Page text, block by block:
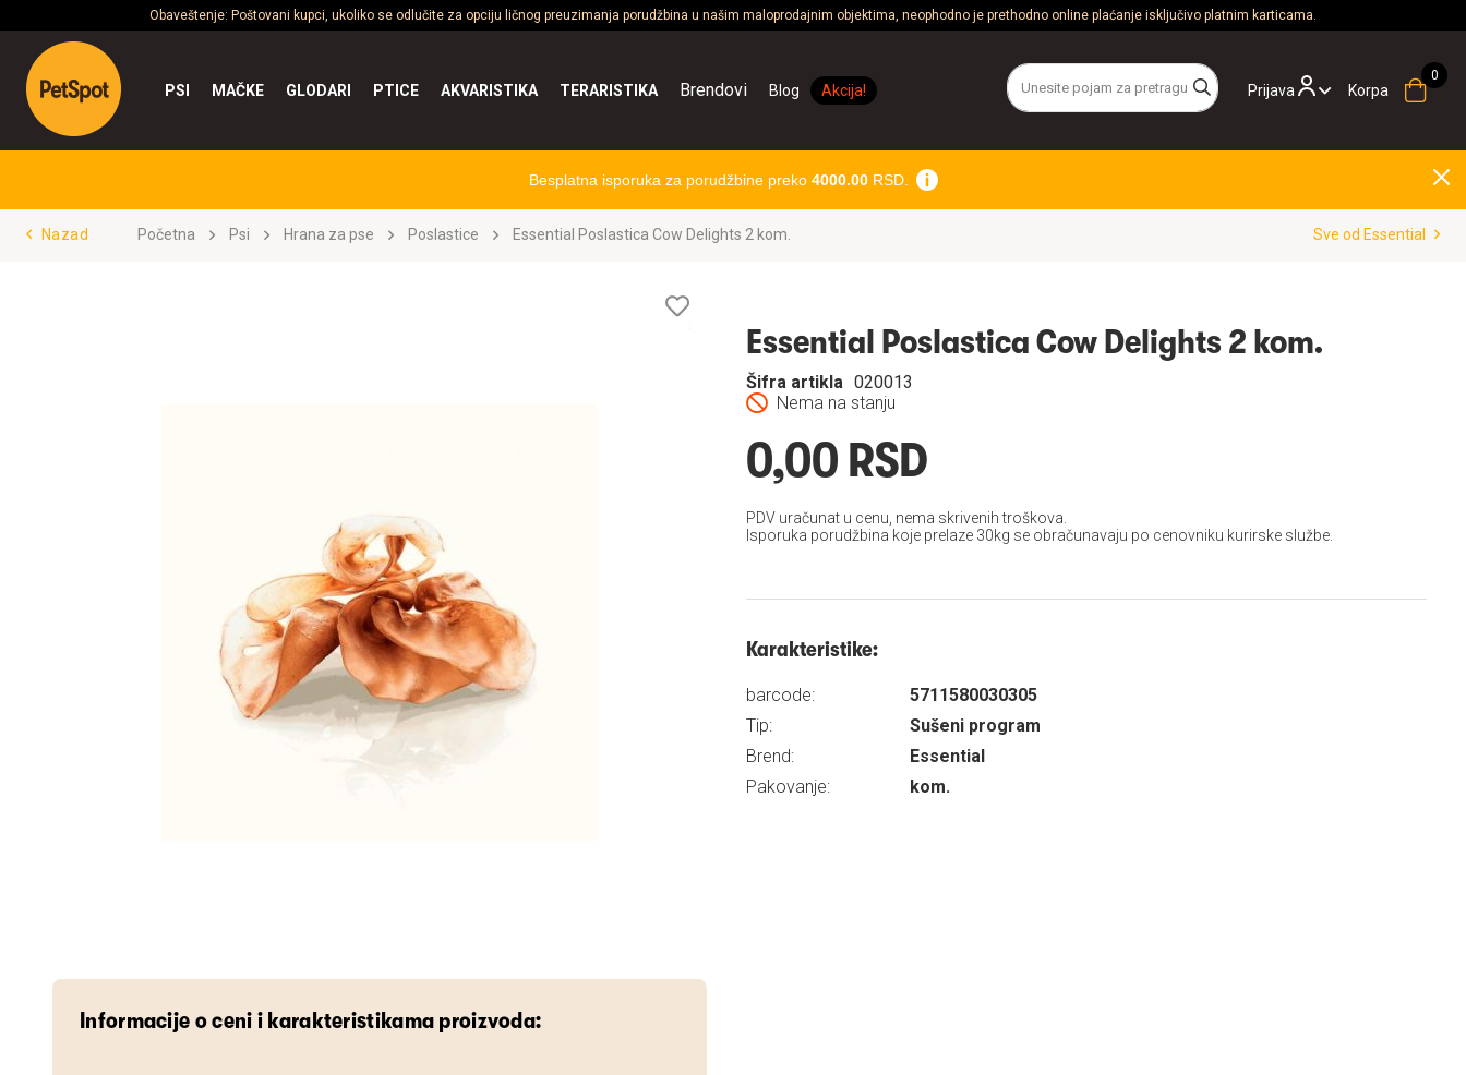
Obaveštenje: Poštovani kupci, ukoliko se odlučite za opciju ličnog preuzimanja porudžbina u našim maloprodajnim objektima, neophodno je prethodno online plaćanje isključivo platnim karticama.
Prijava
PSI MAČKE GLODARI PTICE AKVARISTIKA TERARISTIKA Brendovi Blog Akcija! Korpa
Besplatna isporuka za porudžbine preko 4000.00RSD.
Nazad Početna Psi Hrana za pse Poslastice Essential Poslastica Cow Delights 2 kom. Sve od Essential
Informacije o ceni i karakteristikama proizvoda:
želja
Essential Poslastica Cow Delights 2 kom.
Nema na stanju
Šifra artikla 020013
0,00 RSD
PDV uračunat u cenu, nema skrivenih troškova.
Isporuka porudžbina koje prelaze 30kg se obračunavaju po cenovniku kurirske službe.
Karakteristike:
barcode:
5711580030305
Tip:
Sušeni program
Brend:
Essential
Pakovanje:
kom.